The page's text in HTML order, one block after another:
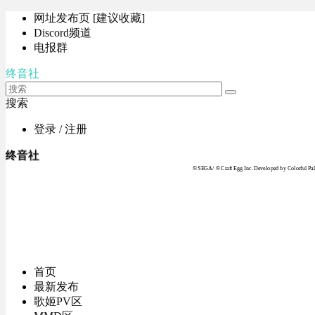
网址发布页 [建议收藏]
Discord频道
电报群
终音社
搜索
登录 / 注册
终音社
© SEGA / © Craft Egg Inc. Developed by Colorful
首页
最新发布
歌姬PV区